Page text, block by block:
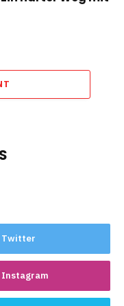
Twitter
Instagram